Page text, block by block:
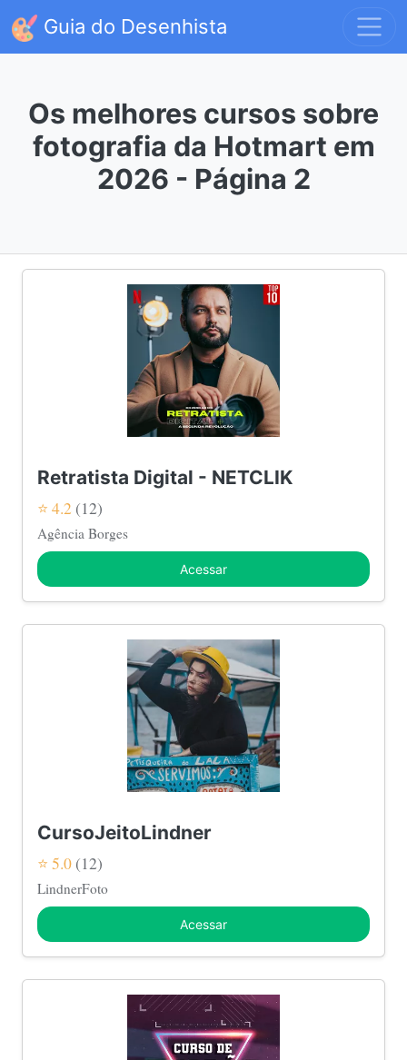
Guia do Desenhista
Os melhores cursos sobre
fotografia da Hotmart em
2026 - Página 2
Retratista Digital - NETCLIK
⭐ 4.2 (12)
Agência Borges
Acessar
CursoJeitoLindner
⭐ 5.0 (12)
LindnerFoto
Acessar